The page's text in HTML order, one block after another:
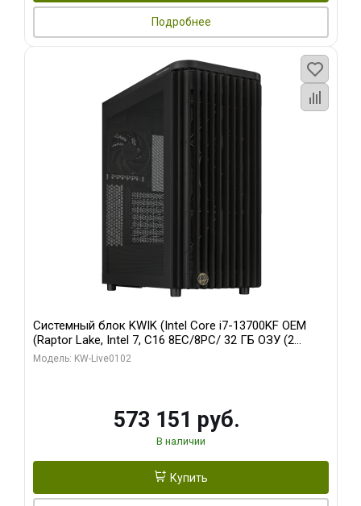
Подробнее
Системный блок KWIK (Intel Core i7-13700KF OEM
(Raptor Lake, Intel 7, C16 8EC/8PC/ 32 ГБ ОЗУ (2
модуля)/ Afox RTX4090 24GB GDDR6X 384-Bit 3xDP
Модель: KW-Live0102
573 151 руб.
В наличии
Купить